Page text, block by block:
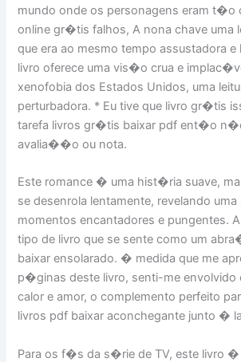
mundo onde os personagens eram t�o
online gr�tis falhos, A nona chave uma
que era ao mesmo tempo assustadora e
livro oferece uma vis�o crua e
xenofobia dos Estados Unidos, uma
perturbadora. * Eu tive que livro gr�tis
tarefa livros gr�tis baixar pdf ent�o
avalia��o ou nota.
Este romance � uma hist�ria suave,
se desenrola lentamente, revelando
momentos encantadores e pungentes.
tipo de livro que se sente como um
baixar ensolarado. � medida que me
p�ginas deste livro, senti-me envolvido
calor e amor, o complemento perfeito
livros pdf baixar aconchegante junto �
Para os f�s da s�rie de TV, este livro �